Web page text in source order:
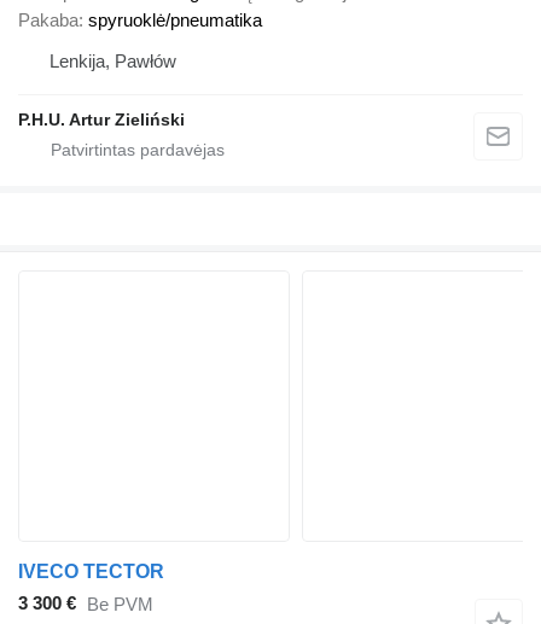
Pakaba spyruoklė/pneumatika
Lenkija, Pawłów
P.H.U. Artur Zieliński
IVECO TECTOR
3 300 € Be PVM